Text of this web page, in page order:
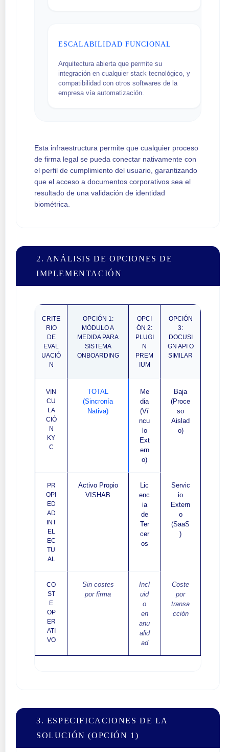
ESCALABILIDAD FUNCIONAL
Arquitectura abierta que permite su
integración en cualquier stack tecnológico, y
compatibilidad con otros softwares de la
empresa vía automatización.
Esta infraestructura permite que cualquier proceso
de firma legal se pueda conectar nativamente con
el perfil de cumplimiento del usuario, garantizando
que el acceso a documentos corporativos sea el
resultado de una validación de identidad
biométrica.
2. ANÁLISIS DE OPCIONES DE
IMPLEMENTACIÓN
CRITE
RIO
DE
EVAL
UACIÓ
N
OPCIÓN 1:
MÓDULO A
MEDIDA PARA
SISTEMA
ONBOARDING
OPCI
ÓN 2:
PLUGI
N
PREM
IUM
OPCIÓN
3:
DOCUSI
GN API O
SIMILAR
VIN
CU
LA
CIÓ
N
KY
C
TOTAL
(Sincronía
Nativa)
Me
dia
(Ví
ncu
lo
Ext
ern
o)
Baja
(Proce
so
Aislad
o)
PR
OPI
ED
AD
INT
EL
EC
TU
AL
Activo Propio
VISHAB
Lic
enc
ia
de
Ter
cer
os
Servic
io
Extern
o
(SaaS
)
CO
ST
E
OP
ER
ATI
VO
Sin costes
por firma
Incl
uid
o
en
anu
alid
ad
Coste
por
transa
cción
3. ESPECIFICACIONES DE LA
SOLUCIÓN (OPCIÓN 1)